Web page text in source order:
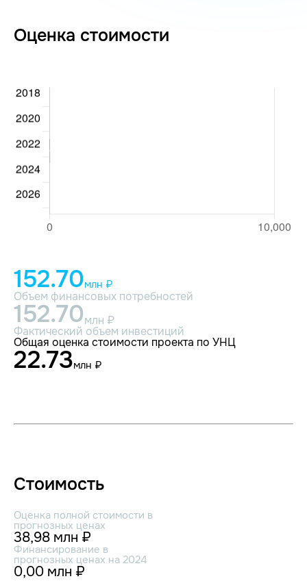
Оценка стоимости
152.70млн ₽
Объем финансовых потребностей
152.70млн ₽
Фактический объем инвестиций
Общая оценка стоимости проекта по УНЦ
22.73млн ₽
Стоимость
Оценка полной стоимости в
прогнозных ценах
38,98 млн ₽
Финансирование в
прогнозных ценах на 2024
0,00 млн ₽